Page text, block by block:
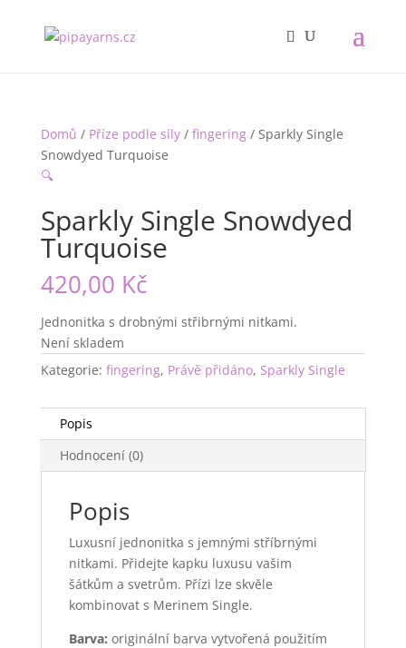
Domů / Příze podle síly/ fingering/ Sparkly Single
Snowdyed Turquoise
🔍
Sparkly Single Snowdyed
Turquoise
420,00 Kč
Jednonitka s drobnými střibrnými nitkami.
Není skladem
Kategorie: fingering, Právě přidáno, Sparkly Single
Popis
Hodnocení (0)
Popis
Luxusní jednonitka s jemnými stříbrnými
nitkami. Přidejte kapku luxusu vašim
šátkům a svetrům. Přízi lze skvěle
kombinovat s Merinem Single.
Barva: originální barva vytvořená použitím